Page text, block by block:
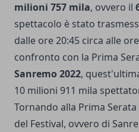
milioni 757 mila, ovvero il
spettacolo è stato
dalle ore 20:45 circa alle
confronto con la Prima
Sanremo 2022,
10 milioni 911 mila
Tornando alla Prima
del Festival, ovvero di